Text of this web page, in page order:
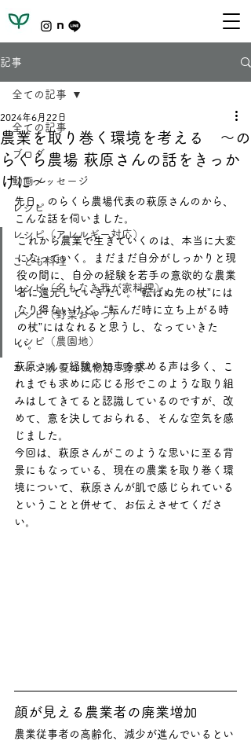
記事
全ての記事
ブログ
動画メッセージ
レシピ
レシピ（アレルギー対応）
こども料理
レシピ（名もなき我が家料理）
レシピ（野菜おやつ）
レシピ（農園地）
コーン期 夏の風物詩 ｰ野祭ｰ
全ての記事
農業を取り巻く環境を考える ～の
らくら農場 萩原さんの話をきっか
けに～
2024年6月22日
先日、のらくら農場代表の萩原さんのから、
こんな話を伺いました。
これから農業で生きていくのは、本当に大変
になっていく。まだまだ自分がしっかりと現
役の間に、自分の経験を若手の意欲的な農業
者に還元していきたい。“転ばぬ先の杖”には
なり得ないけど、“転んだ時に立ち上がる時
の杖”にはなれると思うし、なっていきた
い。
萩原さんの経験や知恵を求める声は多く、こ
れまでも求めに応じる形でこのような取り組
みはしてきてると認識しているのですが、改
めて、意を決しておられる、そんな空気を感
じました。
今回は、萩原さんがこのような思いに至る背
景にもなっている、現在の農業を取り巻く環
境について、萩原さんが肌で感じられている
ということと併せて、お伝えさせてくださ
い。
顔が見える農業者の廃業増加
農業従事者の高齢化、減少が進んでいるとい